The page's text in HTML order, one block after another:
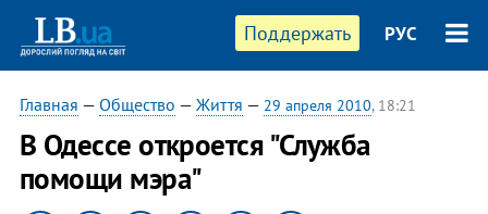
Поддержать РУС
Главная — Общество — Життя — 29 апреля 2010, 18:21
В Одессе откроется "Служба
помощи мэра"